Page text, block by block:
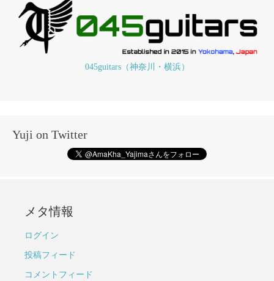
045guitars（神奈川・横浜）
Yuji on Twitter
メタ情報
ログイン
投稿フィード
コメントフィード